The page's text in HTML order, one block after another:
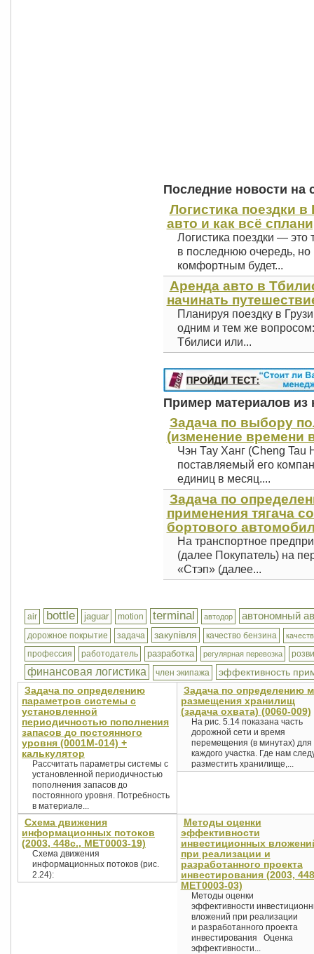
Последние новости на
Логистика поездки
авто и как всё
Логистика поездки —
в последнюю очередь, но
комфортным будет...
Аренда авто в
начинать
Планируя поездку в
одним и тем же
Тбилиси или...
Пример материалов из
Задача по выбору
(изменение времени
Чэн Тау Ханг (Cheng Tau
поставляемый его
единиц в месяц....
Задача по
применения тягача
бортового
На транспортное
(далее Покупатель) на
«Стэп» (далее...
air bottle jaguar motion terminal автодор автономный
дорожное покрытие задача закупівля качество бензина
профессия работодатель разработка регулярная перевозка
финансовая логистика член экипажа
эффективность
Задача по определению
параметров системы с
установленной
периодичностью пополнения
запасов до постоянного
уровня (0001М-014) +
калькулятор
Рассчитать параметры системы с
установленной периодичностью
пополнения запасов до
постоянного уровня. Потребность
в материале...
Задача по определению
размещения хранилищ
(задача охвата) (0060-009)
На рис. 5.14 показана часть
дорожной сети и время
перемещения (в минутах) для
каждого участка. Где нам
разместить хранилище,...
Схема движения
информационных потоков
(2003, 448с., MET0003-19)
Схема движения
информационных потоков (рис.
2.24):
Методы оценки
эффективности
инвестиционных
при реализации и
разработанного проекта
инвестирования (2003,
MET0003-03)
Методы оценки
эффективности
вложений при реализации
и разработанного проекта
инвестирования Оценка
эффективности...